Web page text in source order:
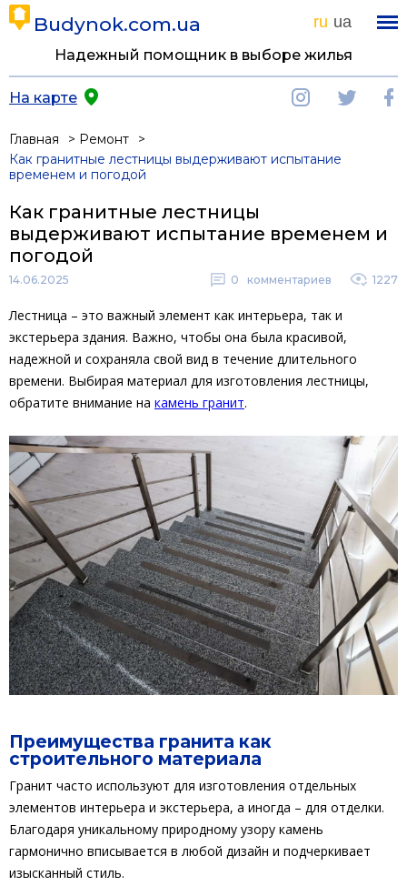
Budynok.com.ua ru ua
Надежный помощник в выборе жилья
На карте
Главная
Ремонт
Как гранитные лестницы выдерживают испытание
временем и погодой
Как гранитные лестницы
выдерживают испытание временем и
погодой
14.06.2025 0 комментариев 1227
Лестница – это важный элемент как интерьера, так и
экстерьера здания. Важно, чтобы она была красивой,
надежной и сохраняла свой вид в течение длительного
времени. Выбирая материал для изготовления лестницы,
обратите внимание на камень гранит.
Преимущества гранита как
строительного материала
Гранит часто используют для изготовления отдельных
элементов интерьера и экстерьера, а иногда – для отделки.
Благодаря уникальному природному узору камень
гармонично вписывается в любой дизайн и подчеркивает
изысканный стиль.